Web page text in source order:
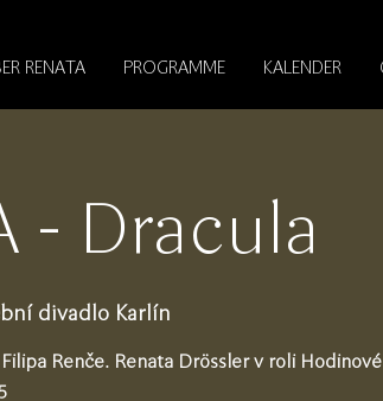
RENATA PROGRAMME KALENDER
- Dracula
divadlo Karlín
Renče. Renata Drössler v roli